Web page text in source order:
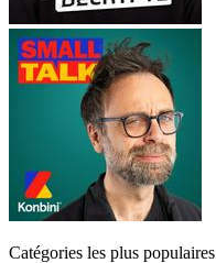
Catégories les plus populaires